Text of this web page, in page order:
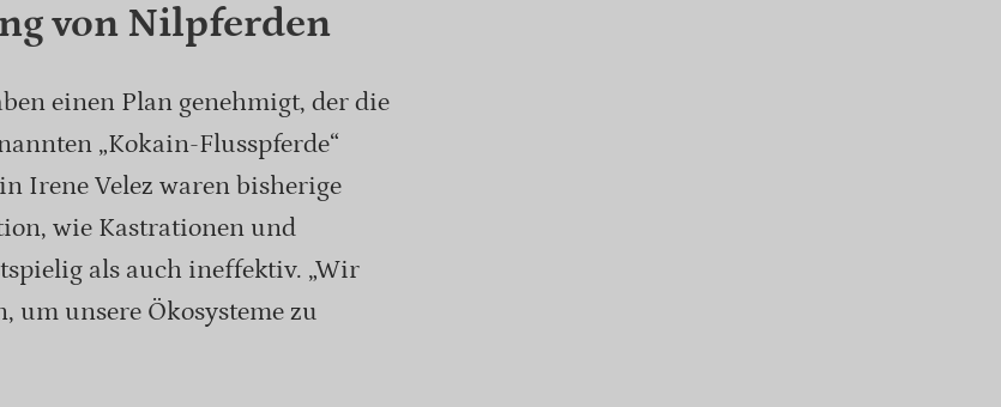
von Nilpferden
einen Plan genehmigt, der die
„Kokain-Flusspferde“
Irene Velez waren bisherige
wie Kastrationen und
als auch ineffektiv. „Wir
um unsere Ökosysteme zu